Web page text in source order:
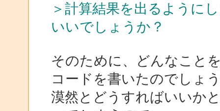
＞計算結果を出るように
いいでしょうか？
そのために、どんなこと
コードを書いたのでしょ
漠然とどうすればいいか